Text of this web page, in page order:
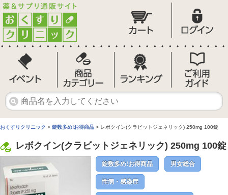
おくすりクリニック > 錠数多め!お得商品 > レボクイン(クラビットジェネリック) 250mg 100錠
レボクイン(クラビットジェネリック) 250mg 100錠
錠数多め!お得商品 男女総合
性病・感染症